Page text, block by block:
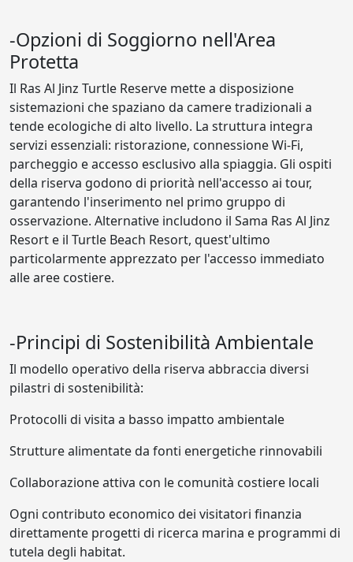
-Opzioni di Soggiorno nell'Area
Protetta
Il Ras Al Jinz Turtle Reserve mette a disposizione
sistemazioni che spaziano da camere tradizionali a
tende ecologiche di alto livello. La struttura integra
servizi essenziali: ristorazione, connessione Wi-Fi,
parcheggio e accesso esclusivo alla spiaggia. Gli ospiti
della riserva godono di priorità nell'accesso ai tour,
garantendo l'inserimento nel primo gruppo di
osservazione. Alternative includono il Sama Ras Al Jinz
Resort e il Turtle Beach Resort, quest'ultimo
particolarmente apprezzato per l'accesso immediato
alle aree costiere.
-Principi di Sostenibilità Ambientale
Il modello operativo della riserva abbraccia diversi
pilastri di sostenibilità:
Protocolli di visita a basso impatto ambientale
Strutture alimentate da fonti energetiche rinnovabili
Collaborazione attiva con le comunità costiere locali
Ogni contributo economico dei visitatori finanzia
direttamente progetti di ricerca marina e programmi di
tutela degli habitat.